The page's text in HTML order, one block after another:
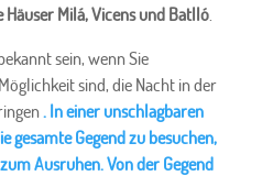
Milá, Vicens und Batlló.
sein, wenn Sie
sind, die Nacht in der
. In einer unschlagbaren
gesamte Gegend zu besuchen,
Ausruhen. Von der Gegend